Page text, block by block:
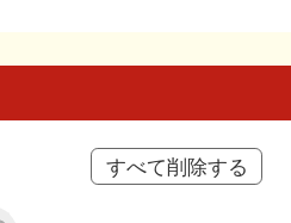
すべて削除する